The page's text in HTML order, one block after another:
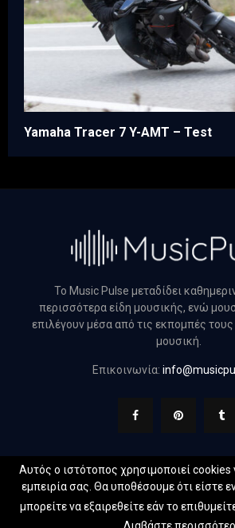
Yamaha Tracer 7 Y-AMT – Test
Το Music Pulse μεταδίδει
περισσότερα είδη μουσικής, ενώ
επιλέγουν μέσα από τις εκπομπές
μουσική.
Επικοινωνία:
@2022 - musicpulse.eu. All Right
Developed by Web
Αυτός ο ιστότοπος χρησιμοποιεί cookies
εμπειρία σας. Θα υποθέσουμε ότι είστε
μπορείτε να εξαιρεθείτε εάν το